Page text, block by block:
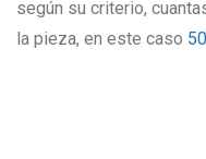
según su criterio,
la pieza, en este caso